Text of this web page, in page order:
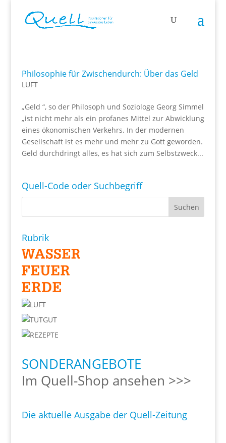
Philosophie für Zwischendurch: Über das Geld
LUFT
„Geld “, so der Philosoph und Soziologe Georg Simmel
„ist nicht mehr als ein profanes Mittel zur Abwicklung
eines ökonomischen Verkehrs. In der modernen
Gesellschaft ist es mehr und mehr zu Gott geworden.
Geld durchdringt alles, es hat sich zum Selbstzweck...
Quell-Code oder Suchbegriff
Rubrik
SONDERANGEBOTE
Im Quell-Shop ansehen >>>
Die aktuelle Ausgabe der Quell-Zeitung